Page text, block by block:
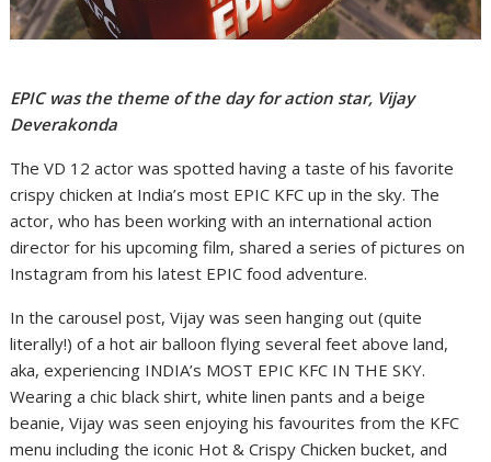
EPIC was the theme of the day for action star, Vijay
Deverakonda
The VD 12 actor was spotted having a taste of his favorite
crispy chicken at India’s most EPIC KFC up in the sky. The
actor, who has been working with an international action
director for his upcoming film, shared a series of pictures on
Instagram from his latest EPIC food adventure.
In the carousel post, Vijay was seen hanging out (quite
literally!) of a hot air balloon flying several feet above land,
aka, experiencing INDIA’s MOST EPIC KFC IN THE SKY.
Wearing a chic black shirt, white linen pants and a beige
beanie, Vijay was seen enjoying his favourites from the KFC
menu including the iconic Hot & Crispy Chicken bucket, and